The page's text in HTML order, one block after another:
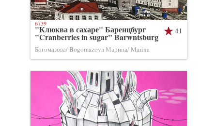
41
"Клюква в сахаре" Баренцбург
"Cranberries in sugar" Barwntsburg
Богомазова/ Bogomazova Марина/ Marina
6739